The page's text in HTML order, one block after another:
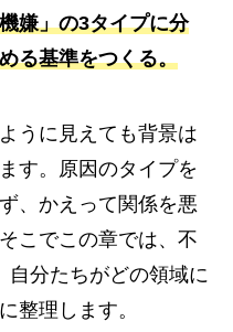
嫌」の3タイプに分
る基準をつくる。
うに見えても背景は
す。原因のタイプを
、かえって関係を悪
こでこの章では、不
自分たちがどの領域に
整理します。